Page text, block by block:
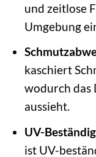
und zeitlose
Umgebung
kaschiert
wodurch das
aussieht.
UV-
ist UV-